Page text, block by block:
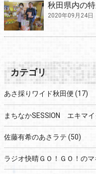
秋田県内の
2020年09月24日
カテゴリ
あさ採りワイド秋田便 (17)
まちなかSESSION エキマイ
佐藤有希のあさラテ (50)
ラジオ快晴ＧＯ！ＧＯ！のマ